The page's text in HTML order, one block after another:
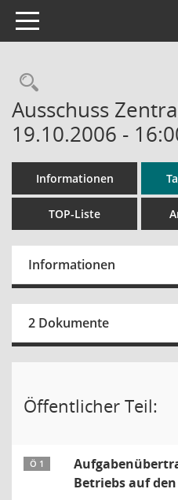
Toggle navigation
Ausschuss
19.10.2006 -
Informationen
TOP-Liste
Informationen
2 Dokumente
Öffentlicher Teil:
Ö 1
Betriebs auf